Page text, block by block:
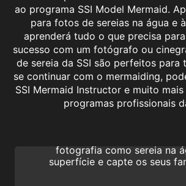
ao programa SSI Model Mermaid.
para fotos de sereias na água e
aprenderá tudo o que precisa
sucesso com um fotógrafo ou
de sereia da SSI são perfeitos para
se continuar com o mermaiding,
SSI Mermaid Instructor e muito
programas profissionais
Underwater
fotografia como sereia na
superfície e capte os seus